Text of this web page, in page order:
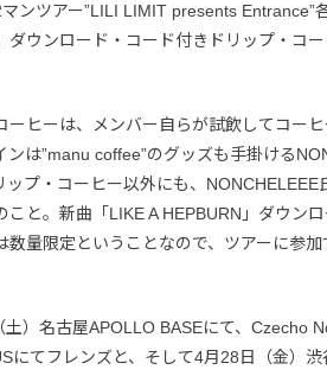
ンツアー”LILI LIMIT presents Entrance”
ダウンロード・コード付きドリップ・コ
ーヒーは、メンバー自らが試飲してコー
ンは”manu coffee”のグッズも手掛ける
ップ・コーヒー以外にも、NONCHELEEE
こと。新曲「LIKE A HEPBURN」ダウン
数量限定ということなので、ツアーに参
）名古屋APOLLO BASEにて、Czecho
にてフレンズと、そして4月28日（金）